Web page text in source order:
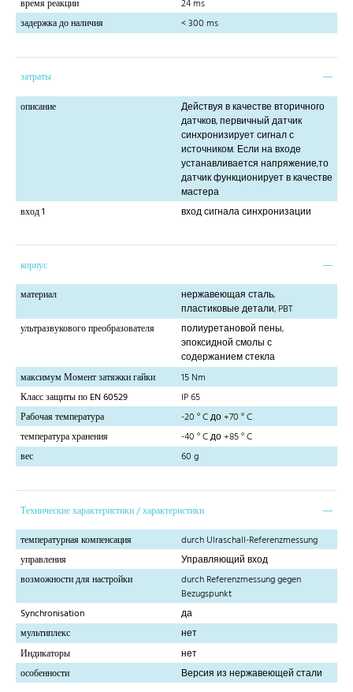
время реакции
24 ms
задержка до наличия
< 300 ms
затраты
описание
Действуя в качестве вторичного
датчков, первичный датчик
синхронизирует сигнал с
источником. Если на входе
устанавливается напряжение,то
датчик функционирует в качестве
мастера
вход 1
вход сигнала синхронизации
корпус
материал
нержавеющая сталь,
пластиковые детали, PBT
ультразвукового преобразователя
полиуретановой пены,
эпоксидной смолы с
содержанием стекла
максимум Момент затяжки гайки
15 Nm
Класс защиты по EN 60529
IP 65
Рабочая температура
-20 ° C до +70 ° C
температура хранения
-40 ° C до +85 ° C
вес
60 g
Технические характеристики / характеристики
температурная компенсация
durch Ulraschall-Referenzmessung
управления
Управляющий вход
возможности для настройки
durch Referenzmessung gegen
Bezugspunkt
Synchronisation
да
мультиплекс
нет
Индикаторы
нет
особенности
Версия из нержавеющей стали